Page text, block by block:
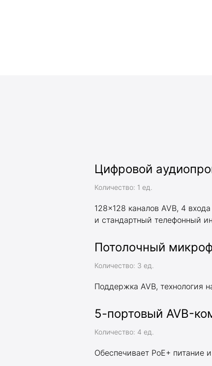
Цифровой
Количество: 1 ед.
128x128 каналов AVB, 4
и стандартный телефонный
Потолочный
Количество: 3 ед.
Поддержка AVB, технология
5-портовый AVB-
Количество: 4 ед.
Обеспечивает PoE+ питание